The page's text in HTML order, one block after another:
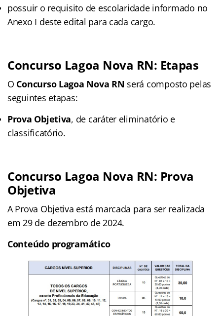
possuir o requisito de escolaridade informado no
Anexo I deste edital para cada cargo.
Concurso Lagoa Nova RN: Etapas
O Concurso Lagoa Nova RN será composto pelas
seguintes etapas:
Prova Objetiva, de caráter eliminatório e
classificatório.
Concurso Lagoa Nova RN: Prova
Objetiva
A Prova Objetiva está marcada para ser realizada
em 29 de dezembro de 2024.
Conteúdo programático